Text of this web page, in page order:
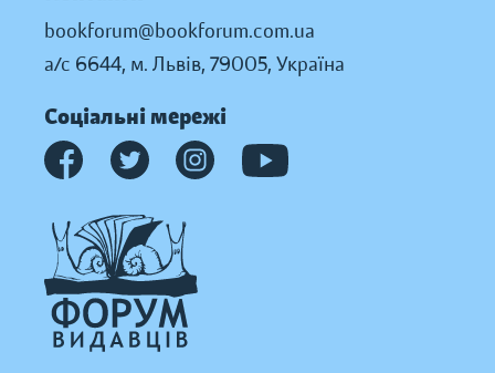
bookforum@bookforum.com.ua
а/с 6644, м. Львів, 79005, Україна
Соціальні мережі